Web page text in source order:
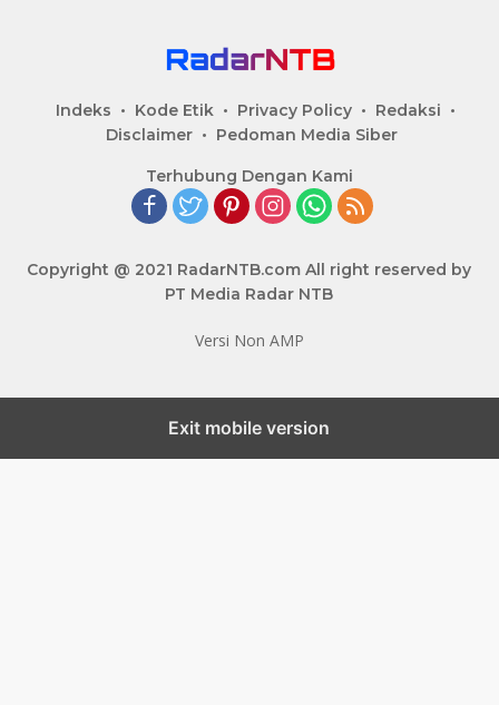
Indeks Kode Etik Privacy Policy
Redaksi
Disclaimer
Pedoman Media Siber
Terhubung Dengan Kami
Copyright @ 2021 RadarNTB.com All right reserved by
PT Media Radar NTB
Versi Non AMP
Exit mobile version